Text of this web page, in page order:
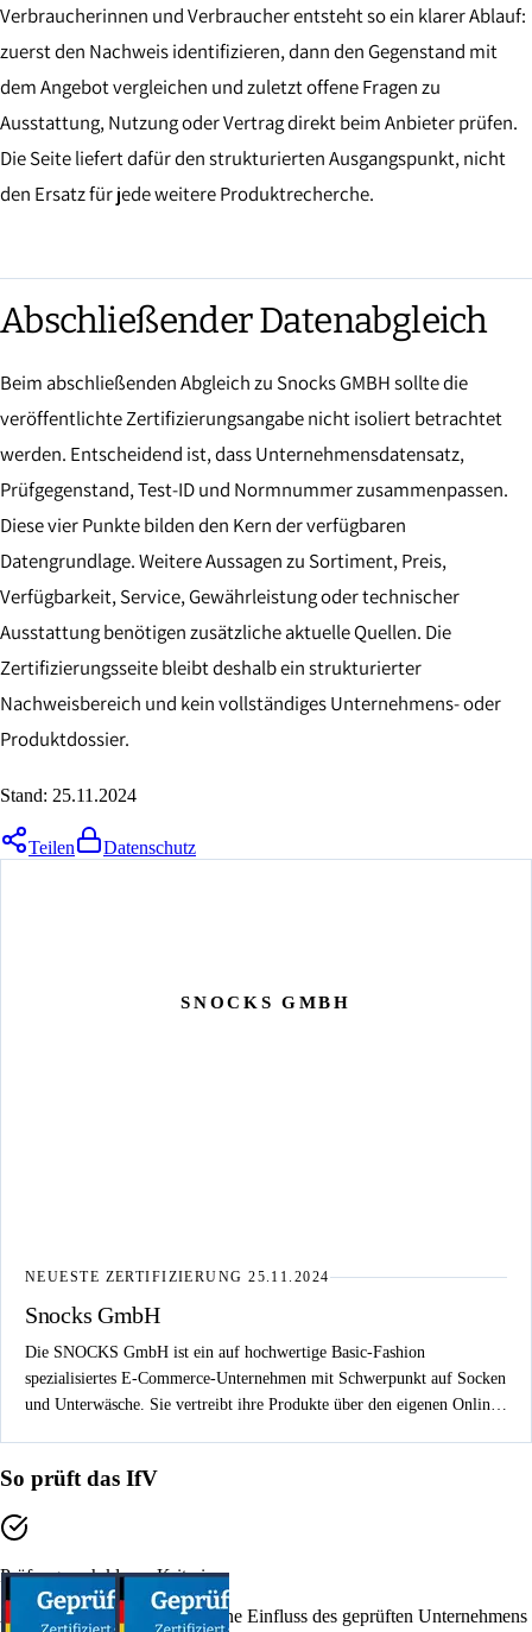
Verbraucherinnen und Verbraucher entsteht so ein klarer Ablauf:
zuerst den Nachweis identifizieren, dann den Gegenstand mit
dem Angebot vergleichen und zuletzt offene Fragen zu
Ausstattung, Nutzung oder Vertrag direkt beim Anbieter prüfen.
Die Seite liefert dafür den strukturierten Ausgangspunkt, nicht
den Ersatz für jede weitere Produktrecherche.
Abschließender Datenabgleich
Beim abschließenden Abgleich zu Snocks GMBH sollte die
veröffentlichte Zertifizierungsangabe nicht isoliert betrachtet
werden. Entscheidend ist, dass Unternehmensdatensatz,
Prüfgegenstand, Test-ID und Normnummer zusammenpassen.
Diese vier Punkte bilden den Kern der verfügbaren
Datengrundlage. Weitere Aussagen zu Sortiment, Preis,
Verfügbarkeit, Service, Gewährleistung oder technischer
Ausstattung benötigen zusätzliche aktuelle Quellen. Die
Zertifizierungsseite bleibt deshalb ein strukturierter
Nachweisbereich und kein vollständiges Unternehmens- oder
Produktdossier.
Stand: 25.11.2024
Teilen Datenschutz
SNOCKS GMBH
NEUESTE ZERTIFIZIERUNG25.11.2024
Snocks GmbH
Die SNOCKS GmbH ist ein auf hochwertige Basic-Fashion
spezialisiertes E-Commerce-Unternehmen mit Schwerpunkt auf Socken
und Unterwäsche. Sie vertreibt ihre Produkte über den eigenen Online-
So prüft das IfV
Prüfung nach klaren Kriterien
Alle Prüfverfahren werden ohne Einfluss des geprüften Unternehmens